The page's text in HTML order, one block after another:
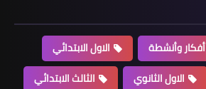
أفكار وأنشطة
الاول الابتدائي
الاول الثانوي
الثالث الابتدائي